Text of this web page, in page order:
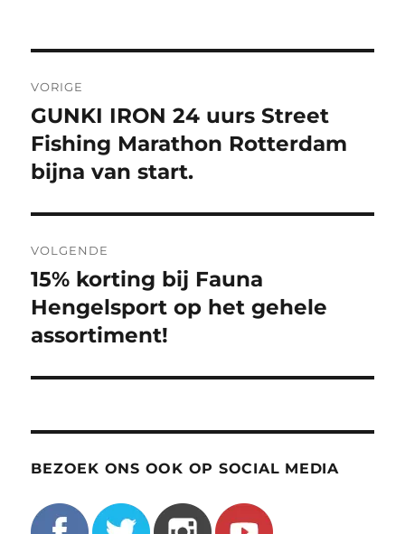
navigatie
VORIGE
Vorig
bericht:
GUNKI IRON 24 uurs Street
Fishing Marathon Rotterdam
bijna van start.
VOLGENDE
Volgend
bericht:
15% korting bij Fauna
Hengelsport op het gehele
assortiment!
BEZOEK ONS OOK OP SOCIAL MEDIA